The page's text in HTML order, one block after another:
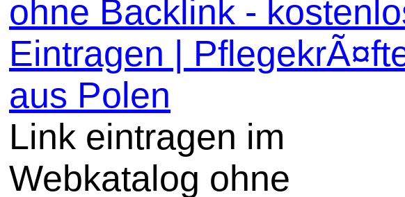
ohne Backlink -
Eintragen |
aus Polen
Link eintragen im
Webkatalog ohne